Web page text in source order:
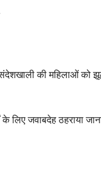
की महिलाओं को
लिए जवाबदेह ठहराया